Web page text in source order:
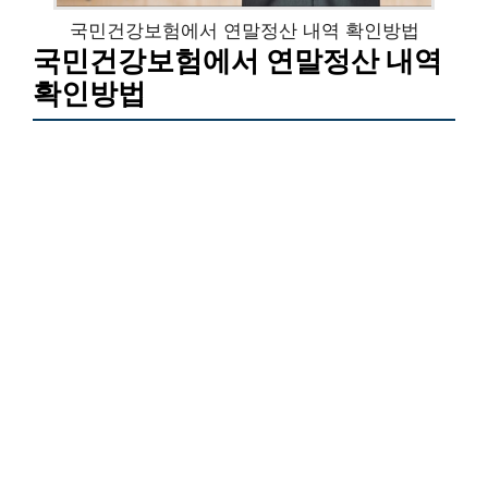
국민건강보험에서 연말정산 내역 확인방법
국민건강보험에서 연말정산 내역
확인방법